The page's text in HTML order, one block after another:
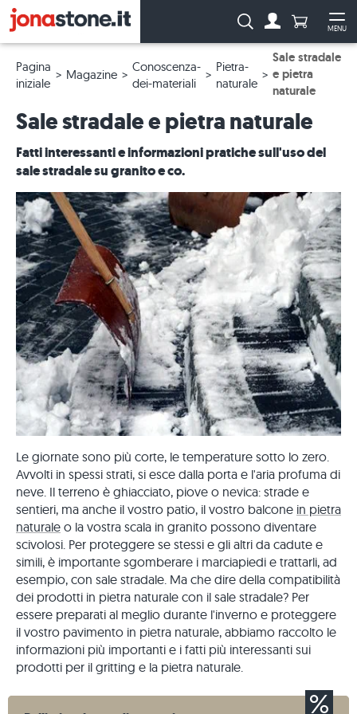
MENU
Ricerca: Numero di
Pagina
iniziale
Magazine
Conoscenza-
dei-materiali
Pietra-
naturale
Sale stradale
e pietra
naturale
Sale stradale e pietra naturale
Fatti interessanti e informazioni pratiche sull'uso del
sale stradale su granito e co.
Le giornate sono più corte, le temperature sotto lo zero.
Avvolti in spessi strati, si esce dalla porta e l'aria profuma di
neve. Il terreno è ghiacciato, piove o nevica: strade e
sentieri, ma anche il vostro patio, il vostro balcone in pietra
naturale o la vostra scala in granito possono diventare
scivolosi. Per proteggere se stessi e gli altri da cadute e
simili, è importante sgomberare i marciapiedi e trattarli, ad
esempio, con sale stradale. Ma che dire della compatibilità
dei prodotti in pietra naturale con il sale stradale? Per
essere preparati al meglio durante l'inverno e proteggere
il vostro pavimento in pietra naturale, abbiamo raccolto le
informazioni più importanti e i fatti più interessanti sui
prodotti per il gritting e la pietra naturale.